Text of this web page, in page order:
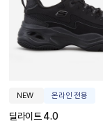
NEW 온라인 전용
딜라이트 4.0